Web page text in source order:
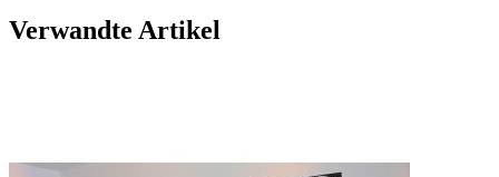
Verwandte Artikel